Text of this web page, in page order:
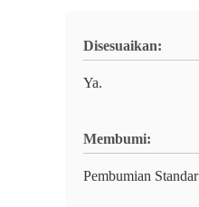
Disesuaikan:
Ya.
Membumi:
Pembumian Standar